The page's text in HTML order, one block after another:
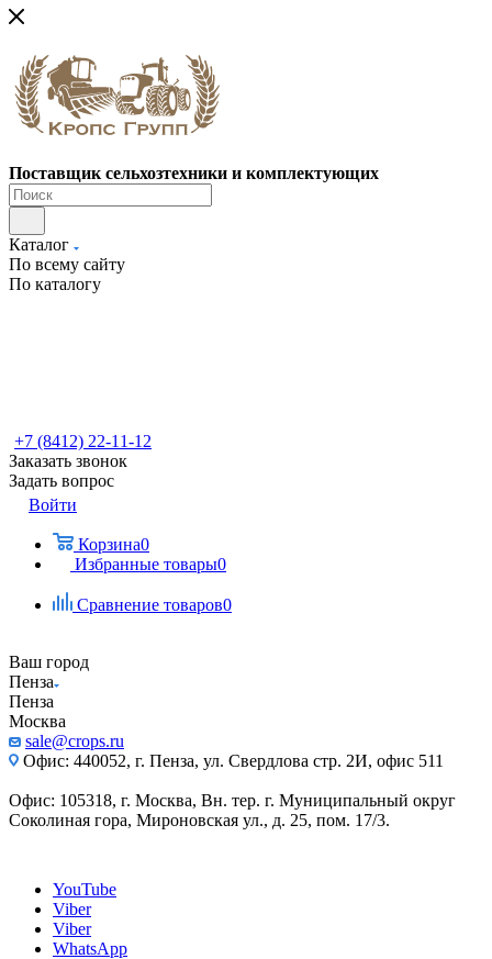
Поставщик сельхозтехники и комплектующих
Каталог
По всему сайту
По каталогу
+7 (8412) 22-11-12
Заказать звонок
Задать вопрос
Войти
Корзина0
Избранные товары0
Сравнение товаров0
Ваш город
Пенза
Пенза
Москва
sale@crops.ru
Офис: 440052, г. Пенза, ул. Свердлова стр. 2И, офис 511
Офис: 105318, г. Москва, Вн. тер. г. Муниципальный округ
Соколиная гора, Мироновская ул., д. 25, пом. 17/3.
YouTube
Viber
Viber
WhatsApp